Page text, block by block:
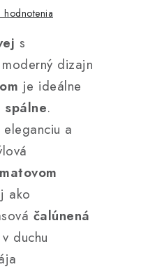
hodnotenia
s
dizajn
je ideálne
spálne.
a
ako
čalúnená
duchu